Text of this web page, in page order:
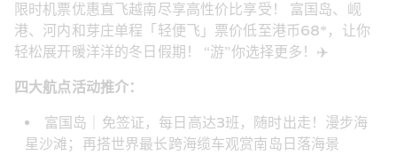
限时机票优惠直飞越南尽享高性价比享受！ 富国岛、岘
港、河内和芽庄单程「轻便飞」票价低至港币68*，让你
轻松展开暖洋洋的冬日假期！ “游”你选择更多！✈️
四大航点活动推介：
富国岛｜免签证，每日高达3班，随时出走！漫步海
星沙滩；再搭世界最长跨海缆车观赏南岛日落海景